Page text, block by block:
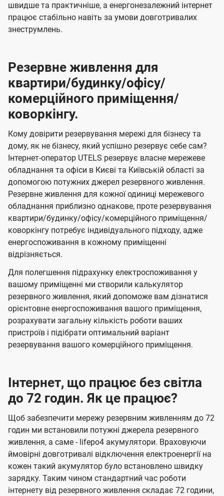
швидше та практичніше, а енергонезалежний інтернет
працює стабільно навіть за умови довготривалих
знеструмлень.
Резервне живлення для
квартири/будинку/офісу/
комерційного приміщення/
коворкінгу.
Кому довірити резервування мережі для бізнесу та
дому, як не бізнесу, який успішно резервує себе сам?
Інтернет-оператор UTELS резервує власне мережеве
обладнання та офіси в Києві та Київській області за
допомогою потужних джерел резервного живлення.
Резервне живлення для кожної одиниці мережевого
обладнання приблизно однакове, проте резервування
квартири/будинку/офісу/комерційного приміщення/
коворкінгу потребує індивідуального підходу, адже
енергоспоживання в кожному приміщенні
відрізняється.
Для полегшення підрахунку електроспоживання у
вашому приміщенні ми створили калькулятор
резервного живлення, який допоможе вам дізнатися
орієнтовне енергоспоживання вашого приміщення,
розрахувати загальну кількість роботи ваших
пристроїв і підібрати оптимальний варіант
резервування вашого комерційного приміщення.
Інтернет, що працює без світла
до 72 годин. Як це працює?
Щоб забезпечити мережу резервним живленням до 72
годин ми встановили потужні джерела резервного
живлення, а саме - lifepo4 акумулятори. Враховуючи
ймовірні довготривалі відключення електроенергії на
кожен такий акумулятор було встановлено швидку
зарядку. Таким чином стандартний час роботи
інтернету від резервного живлення складає 72 години,